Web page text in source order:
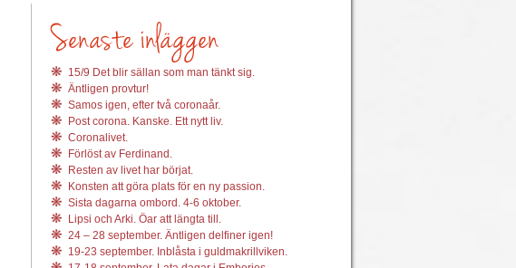
15/9 Det blir sällan som man tänkt sig.
Äntligen provtur!
Samos igen, efter två coronaår.
Post corona. Kanske. Ett nytt liv.
Coronalivet.
Förlöst av Ferdinand.
Resten av livet har börjat.
Konsten att göra plats för en ny passion.
Sista dagarna ombord. 4-6 oktober.
Lipsi och Arki. Öar att längta till.
24 – 28 september. Äntligen delfiner igen!
19-23 september. Inblåsta i guldmakrillviken.